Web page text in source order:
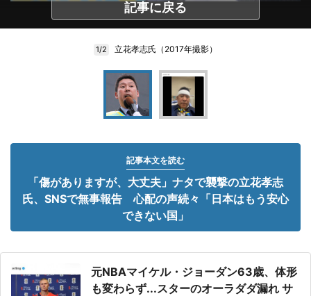
記事に戻る
1/2 立花孝志氏（2017年撮影）
記事本文を読む
「傷がありますが、大丈夫」ナタで襲撃の立花孝志
氏、SNSで無事報告 心配の声続々「日本はもう安心
できない国」
元NBAマイケル・ジョーダン63歳、体形
も変わらず...スターのオーラダダ漏れ サ